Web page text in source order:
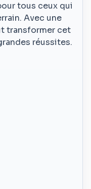
tous ceux qui
Avec une
transformer cet
réussites.